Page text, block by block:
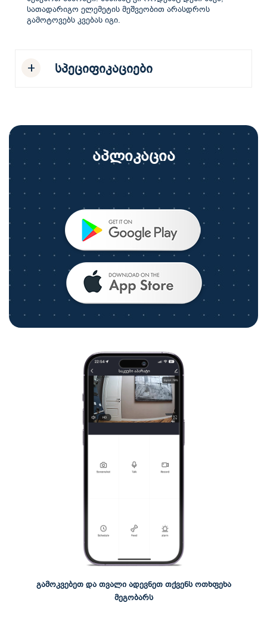
სათადარიგო ელემეტის მეშვეობით არასდროს
გამოტოვებს კვებას იგი.
სპეციფიკაციები
აპლიკაცია
გამოკვებეთ და თვალი ადევნეთ თქვენს ოთხფეხა
მეგობარს